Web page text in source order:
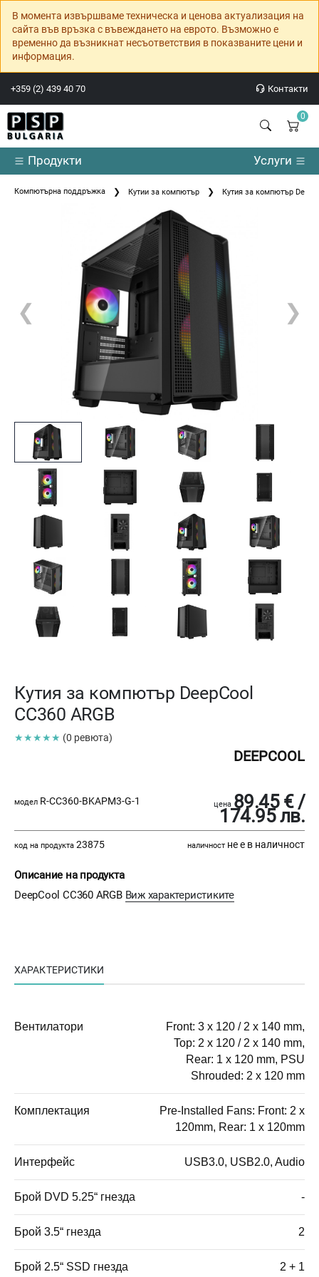
В момента извършваме техническа и ценова актуализация на
сайта във връзка с въвеждането на еврото. Възможно е
временно да възникнат несъответствия в показваните цени и
информация.
+359 (2) 439 40 70 Контакти
0
Продукти Услуги
Компютърна поддръжка Кутии за компютър Кутия за компютър
❮ ❯
Кутия за компютър DeepCool
CC360 ARGB
★★★★★ (0 ревюта)
DEEPCOOL
модел R-CC360-BKAPM3-G-1 цена 89.45 € /
174.95 лв.
код на продукта 23875 наличност не е в наличност
Описание на продукта
DeepCool CC360 ARGB Виж характеристиките
ХАРАКТЕРИСТИКИ
Вентилатори
Front: 3 x 120 / 2 x 140 mm,
Top: 2 x 120 / 2 x 140 mm,
Rear: 1 x 120 mm, PSU
Shrouded: 2 x 120 mm
Комплектация
Pre-Installed Fans: Front: 2 x
120mm, Rear: 1 x 120mm
Интерфейс USB3.0, USB2.0, Audio
Брой DVD 5.25“ гнезда -
Брой 3.5“ гнезда 2
Брой 2.5“ SSD гнезда 2 + 1